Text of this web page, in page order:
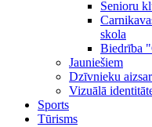
Senioru
skola
Biedrība
Jauniešiem
Dzīvnieku
Vizuālā
Sports
Tūrisms